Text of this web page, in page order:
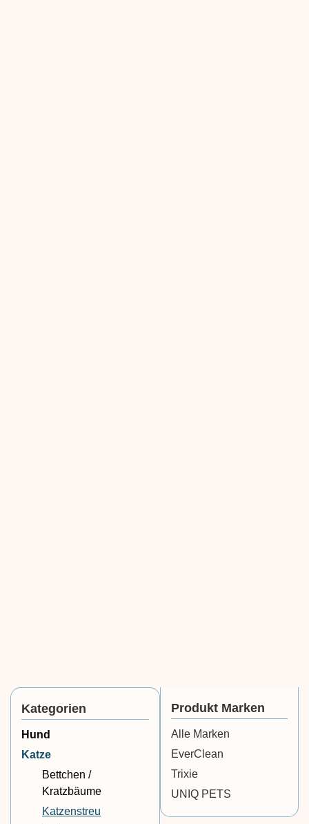
Kategorien
Hund
Katze
Bettchen /
Kratzbäume
Katzenstreu
Produkt Marken
Alle Marken
EverClean
Trixie
UNIQ PETS